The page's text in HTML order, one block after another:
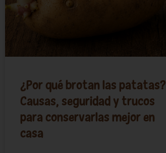
¿Por qué brotan las patatas?
Causas, seguridad y trucos
para conservarlas mejor en
casa